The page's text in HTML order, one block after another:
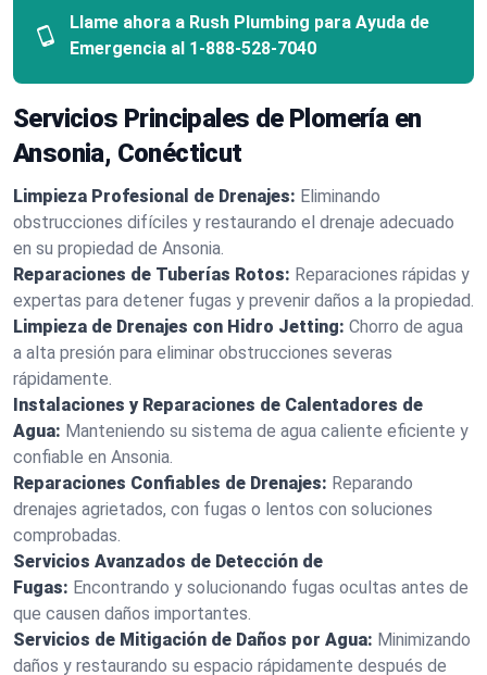
Llame ahora a Rush Plumbing para Ayuda de
Emergencia al 1-888-528-7040
Servicios Principales de Plomería en
Ansonia, Conécticut
Limpieza Profesional de Drenajes: Eliminando
obstrucciones difíciles y restaurando el drenaje adecuado
en su propiedad de Ansonia.
Reparaciones de Tuberías Rotos: Reparaciones rápidas y
expertas para detener fugas y prevenir daños a la propiedad.
Limpieza de Drenajes con Hidro Jetting: Chorro de agua
a alta presión para eliminar obstrucciones severas
rápidamente.
Instalaciones y Reparaciones de Calentadores de
Agua: Manteniendo su sistema de agua caliente eficiente y
confiable en Ansonia.
Reparaciones Confiables de Drenajes: Reparando
drenajes agrietados, con fugas o lentos con soluciones
comprobadas.
Servicios Avanzados de Detección de
Fugas: Encontrando y solucionando fugas ocultas antes de
que causen daños importantes.
Servicios de Mitigación de Daños por Agua: Minimizando
daños y restaurando su espacio rápidamente después de